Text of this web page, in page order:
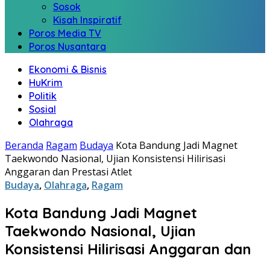
Sosok
Kisah Inspiratif
Poros Media TV
Poros Nusantara
Ekonomi & Bisnis
HuKrim
Politik
Sosial
Olahraga
Beranda Ragam Budaya Kota Bandung Jadi Magnet
Taekwondo Nasional, Ujian Konsistensi Hilirisasi
Anggaran dan Prestasi Atlet
Budaya, Olahraga, Ragam
Kota Bandung Jadi Magnet
Taekwondo Nasional, Ujian
Konsistensi Hilirisasi Anggaran dan